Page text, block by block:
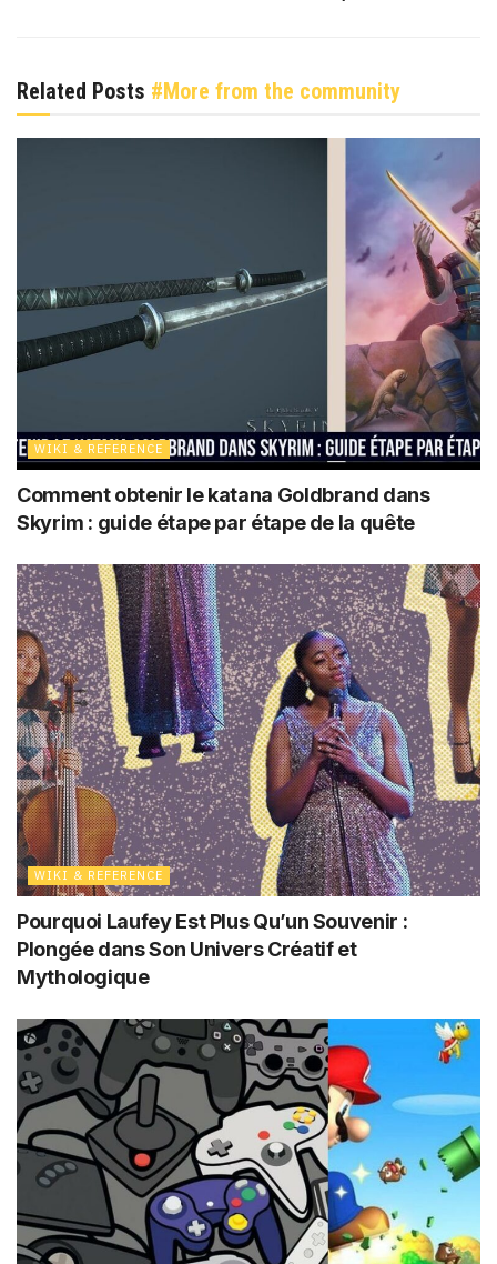
Related Posts #More from the community
WIKI & REFERENCE
Comment obtenir le katana Goldbrand dans
Skyrim : guide étape par étape de la quête
WIKI & REFERENCE
Pourquoi Laufey Est Plus Qu’un Souvenir :
Plongée dans Son Univers Créatif et
Mythologique